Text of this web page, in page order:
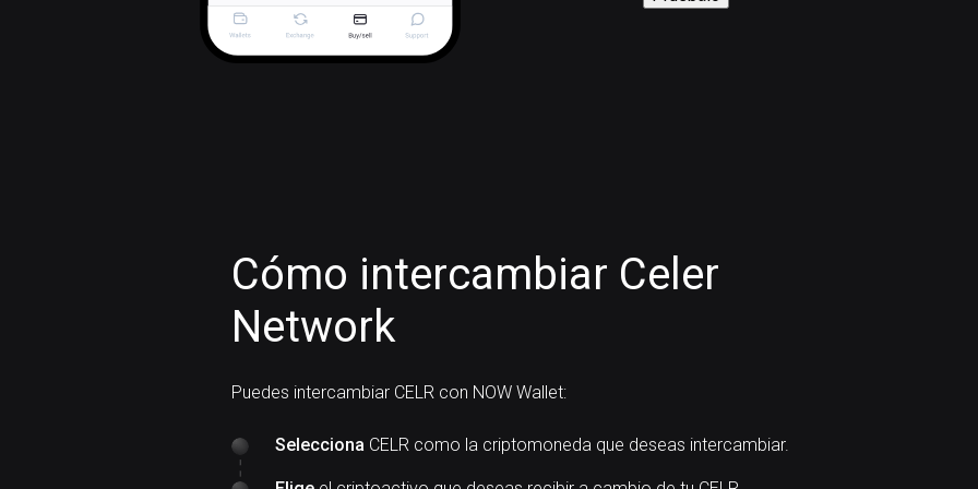
Cómo intercambiar Celer
Network
Puedes intercambiar CELR con NOW Wallet:
Selecciona CELR como la criptomoneda que deseas intercambiar.